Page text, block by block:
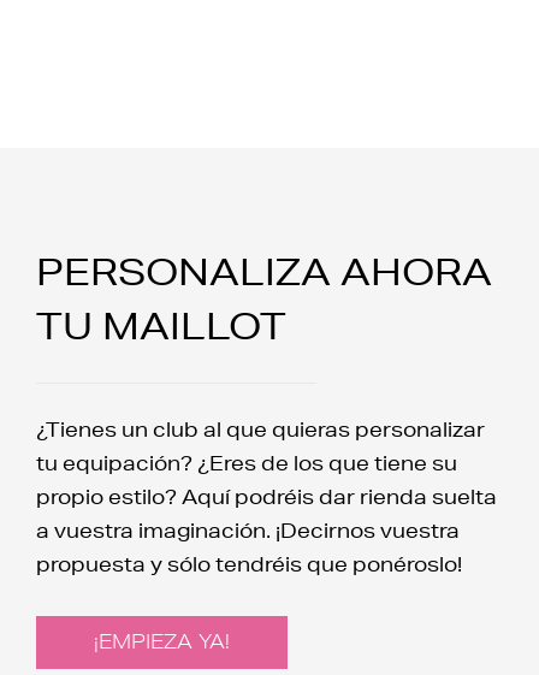
PERSONALIZA AHORA
TU MAILLOT
¿Tienes un club al que quieras personalizar
tu equipación? ¿Eres de los que tiene su
propio estilo? Aquí podréis dar rienda suelta
a vuestra imaginación. ¡Decirnos vuestra
propuesta y sólo tendréis que ponéroslo!
¡EMPIEZA YA!